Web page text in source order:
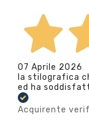
07 Aprile 2026
la stilografica
ed ha
Acquirente